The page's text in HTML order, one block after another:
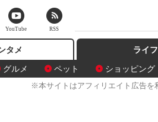
タメ
ライフ
グルメ
ペット ショッピング
※本サイトはアフィリエイト広告を
YouTube RSS